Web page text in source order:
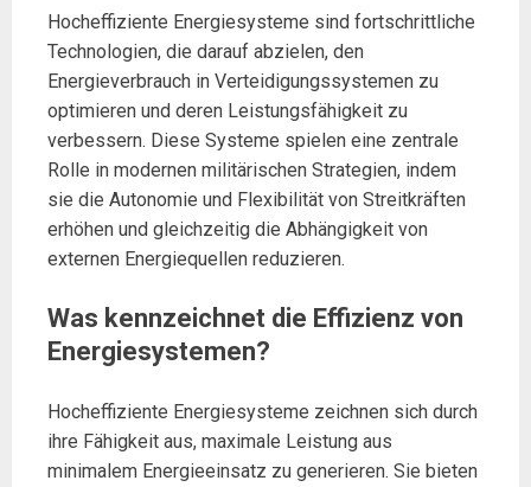
Hocheffiziente Energiesysteme sind fortschrittliche
Technologien, die darauf abzielen, den
Energieverbrauch in Verteidigungssystemen zu
optimieren und deren Leistungsfähigkeit zu
verbessern. Diese Systeme spielen eine zentrale
Rolle in modernen militärischen Strategien, indem
sie die Autonomie und Flexibilität von Streitkräften
erhöhen und gleichzeitig die Abhängigkeit von
externen Energiequellen reduzieren.
Was kennzeichnet die Effizienz von
Energiesystemen?
Hocheffiziente Energiesysteme zeichnen sich durch
ihre Fähigkeit aus, maximale Leistung aus
minimalem Energieeinsatz zu generieren. Sie bieten